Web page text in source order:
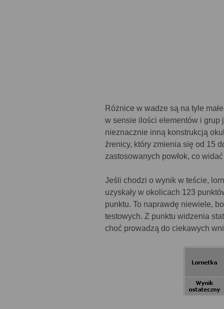
Różnice w wadze są na tyle
w sensie ilości elementów i grup
nieznacznie inną konstrukcją
źrenicy, który zmienia się od 15
zastosowanych powłok, co
Jeśli chodzi o wynik w teście,
uzyskały w okolicach 123
punktu. To naprawdę niewiele,
testowych. Z punktu widzenia
choć prowadzą do ciekawych